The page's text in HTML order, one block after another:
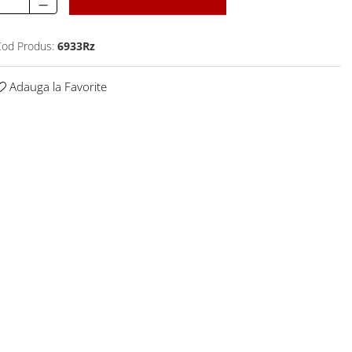
Produs: 6933Rz
Adauga la Favorite